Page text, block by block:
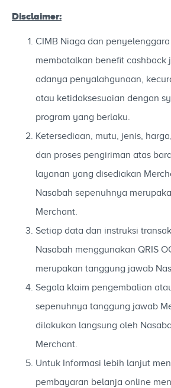
Disclaimer:
CIMB Niaga dan
membatalkan benefit cashback
adanya penyalahgunaan,
atau ketidaksesuaian dengan
program yang berlaku.
Ketersediaan, mutu, jenis,
dan proses pengiriman atas
layanan yang disediakan
Nasabah sepenuhnya
Merchant.
Setiap data dan instruksi
Nasabah menggunakan QRIS
merupakan tanggung jawab
Segala klaim pengembalian
sepenuhnya tanggung jawab
dilakukan langsung oleh
Merchant.
Untuk Informasi lebih lanjut
pembayaran belanja online